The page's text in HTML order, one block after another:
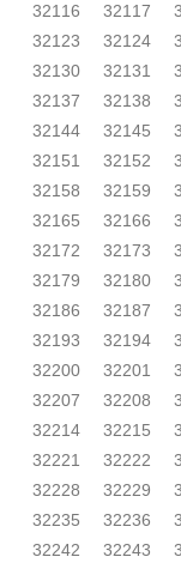
32116
32117
32123
32124
32130
32131
32137
32138
32144
32145
32151
32152
32158
32159
32165
32166
32172
32173
32179
32180
32186
32187
32193
32194
32200
32201
32207
32208
32214
32215
32221
32222
32228
32229
32235
32236
32242
32243